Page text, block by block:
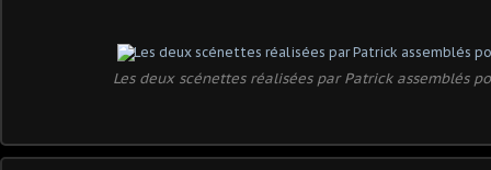
Les deux scénettes réalisées par Patrick assemblés